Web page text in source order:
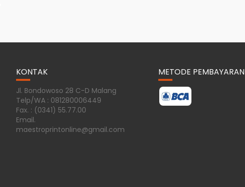
KONTAK
Jl. Bondowoso 28 C-D Malang
Telp/WA : 081280006449
Fax. : (0341) 55.77.00
Email.
maestroprintonline@gmail.com
METODE PEMBAYARAN